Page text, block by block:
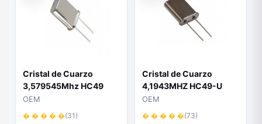
Cristal de Cuarzo
3,579545Mhz HC49
OEM
� � � � �(31)
Cristal de Cuarzo
4,1943MHZ HC49-U
OEM
� � � � �(73)